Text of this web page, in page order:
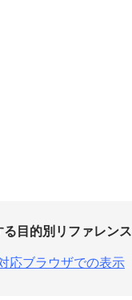
る目的別リファレンス
応ブラウザでの表示